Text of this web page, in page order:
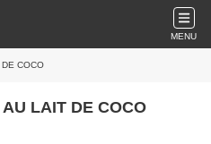
MENU
COCO
LAIT DE COCO